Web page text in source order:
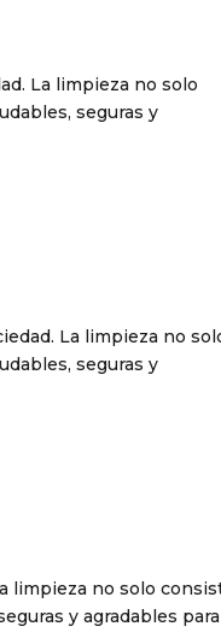
La limpieza no solo
seguras y
La limpieza no
seguras y
limpieza no solo
y agradables para